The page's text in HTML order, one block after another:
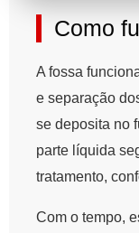
Como
A fossa
e separação
se deposita no
parte líquida
tratamento,
Com o tempo,